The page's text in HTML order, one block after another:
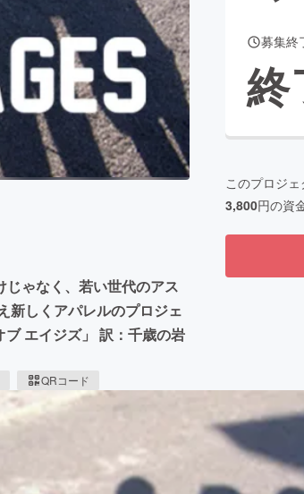
ゃなく、若い世代のアス
新しくアパレルのプロジェ
エイジズ」 訳：千歳の岩
QRコード
募集終
終
このプロジ
3,800円の資